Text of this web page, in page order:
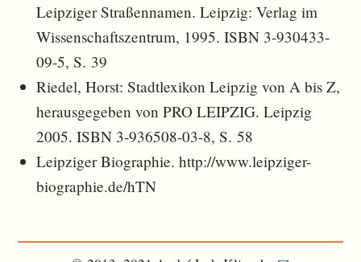
Leipziger Straßennamen. Leipzig: Verlag im
Wissenschaftszentrum, 1995. ISBN 3-930433-
09-5, S. 39
Riedel, Horst: Stadtlexikon Leipzig von A bis Z,
herausgegeben von PRO LEIPZIG. Leipzig
2005. ISBN 3-936508-03-8, S. 58
Leipziger Biographie. http://www.leipziger-
biographie.de/hTN